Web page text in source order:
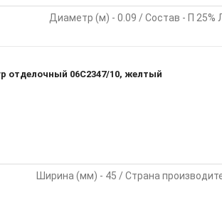
Диаметр (м) - 0.09 / Состав - П 25%
Ширина (мм) - 45 / Страна